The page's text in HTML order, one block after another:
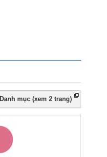
Danh mục (xem 2 trang)